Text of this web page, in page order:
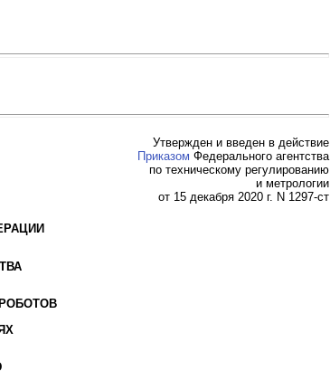
Утвержден и введен в действие
Приказом Федерального агентства
по техническому регулированию
и метрологии
от 15 декабря 2020 г. N 1297-ст